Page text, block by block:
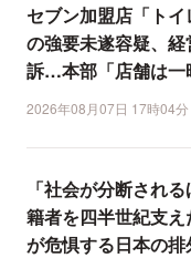
セブン加盟店「ト
の強要未遂容疑、
訴…本部「店舗は一
2026年08月07日 17時04分
「社会が分断され
籍者を四半世紀支
が危惧する日本の排